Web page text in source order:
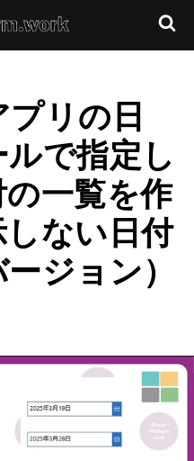
リの日
で指定し
一覧を作
ない日付
ジョン）